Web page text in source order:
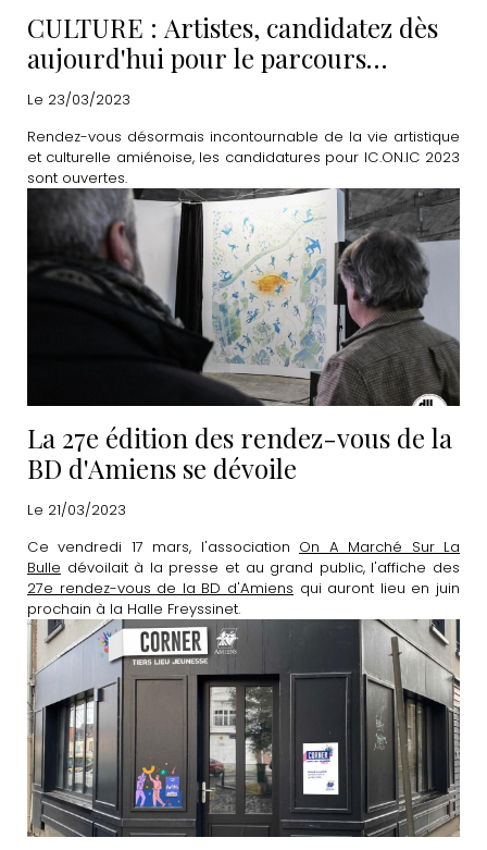
CULTURE : Artistes, candidatez dès
aujourd'hui pour le parcours
IC.ON.IC 2023
Le 23/03/2023
Rendez-vous désormais incontournable de la vie artistique
et culturelle amiénoise, les candidatures pour IC.ON.IC 2023
sont ouvertes.
La 27e édition des rendez-vous de la
BD d'Amiens se dévoile
Le 21/03/2023
Ce vendredi 17 mars, l'association On A Marché Sur La
Bulle dévoilait à la presse et au grand public, l'affiche des
27e rendez-vous de la BD d'Amiens qui auront lieu en juin
prochain à la Halle Freyssinet.